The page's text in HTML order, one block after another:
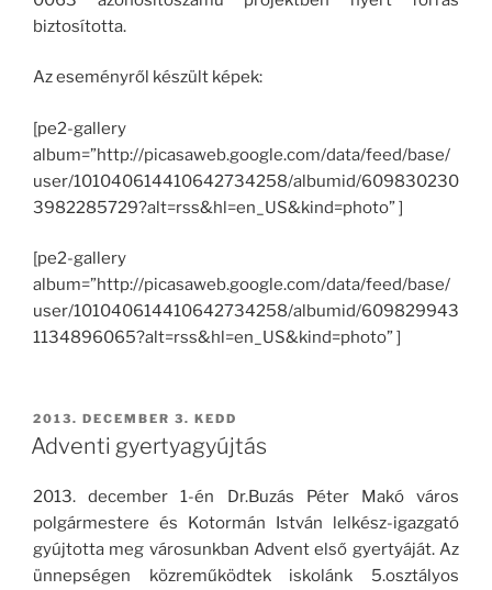
biztosította.
Az eseményről készült képek:
[pe2-gallery
album=”http://picasaweb.google.com/data/feed/base/
user/101040614410642734258/albumid/609830230
3982285729?alt=rss&hl=en_US&kind=photo” ]
[pe2-gallery
album=”http://picasaweb.google.com/data/feed/base/
user/101040614410642734258/albumid/609829943
1134896065?alt=rss&hl=en_US&kind=photo” ]
BEKÜLDVE:
2013. DECEMBER 3. KEDD
Adventi gyertyagyújtás
2013. december 1-én Dr.Buzás Péter Makó város
polgármestere és Kotormán István lelkész-igazgató
gyújtotta meg városunkban Advent első gyertyáját. Az
ünnepségen közreműködtek iskolánk 5.osztályos